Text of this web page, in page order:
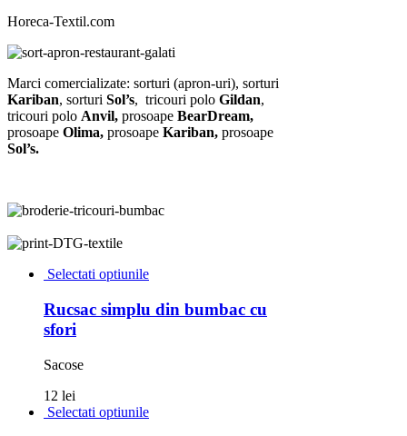
Horeca-Textil.com
Marci comercializate: sorturi (apron-uri), sorturi
Kariban, sorturi Sol’s, tricouri polo Gildan,
tricouri polo Anvil, prosoape BearDream,
prosoape Olima, prosoape Kariban, prosoape
Sol’s.
Selectati optiunile
Rucsac simplu din bumbac cu
sfori
Sacose
12 lei
Selectati optiunile